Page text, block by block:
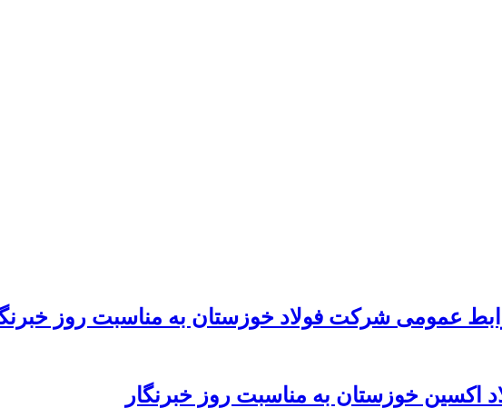
عمومی شرکت فولاد خوزستان به مناسبت روز
اکسین خوزستان به مناسبت روز خبرنگار